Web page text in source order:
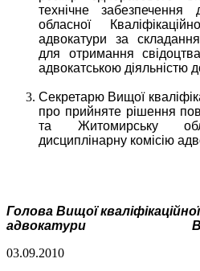
технічне забезпечення
обласної
адвокатури за складання
для отримання
адвокатською діяльністю
Секретарю Вищої
про прийняте рішення
та Житомирську
дисциплінарну комісію
Голова Вищої кваліфікаційної
адвокатури
03.09.2010